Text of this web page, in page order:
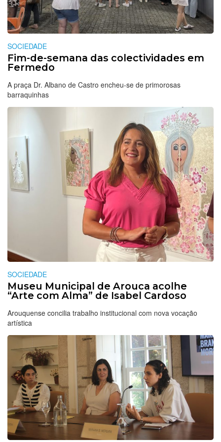
SOCIEDADE
Fim-de-semana das colectividades em
Fermedo
A praça Dr. Albano de Castro encheu-se de primorosas
barraquinhas
SOCIEDADE
Museu Municipal de Arouca acolhe
“Arte com Alma” de Isabel Cardoso
Arouquense concilia trabalho institucional com nova vocação
artística